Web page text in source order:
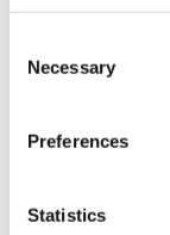
Selection
Necessary
Preferences
Statistics
🚴‍♂️Ciclismo en
profesional en
Tenis
🥾Senderismo